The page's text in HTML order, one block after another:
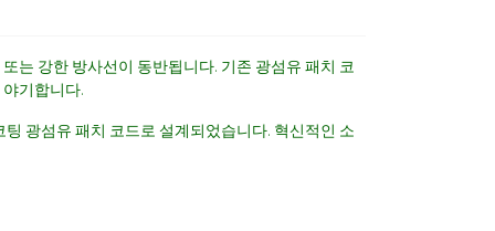
는 강한 방사선이 동반됩니다. 기존 광섬유 패치 코
기합니다.
광섬유 패치 코드로 설계되었습니다. 혁신적인 소